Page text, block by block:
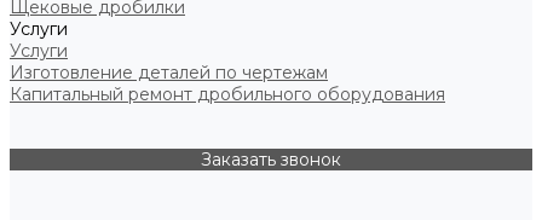
Щековые дробилки
Услуги
Услуги
Изготовление деталей по чертежам
Капитальный ремонт дробильного оборудования
Заказать звонок